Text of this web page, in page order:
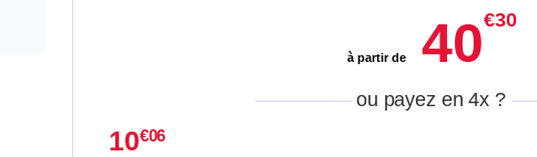
à partir de40€30
ou payez en 4x ?
10€06